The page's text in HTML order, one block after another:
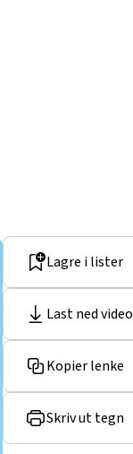
Lagre i lister
Last ned video
Kopier lenke
Skriv ut tegn